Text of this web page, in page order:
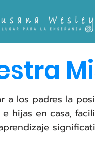
a los padres la
hijas en casa,